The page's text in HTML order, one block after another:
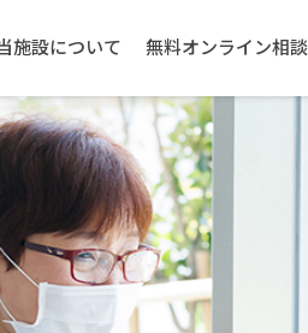
施設について 無料オンライン相談